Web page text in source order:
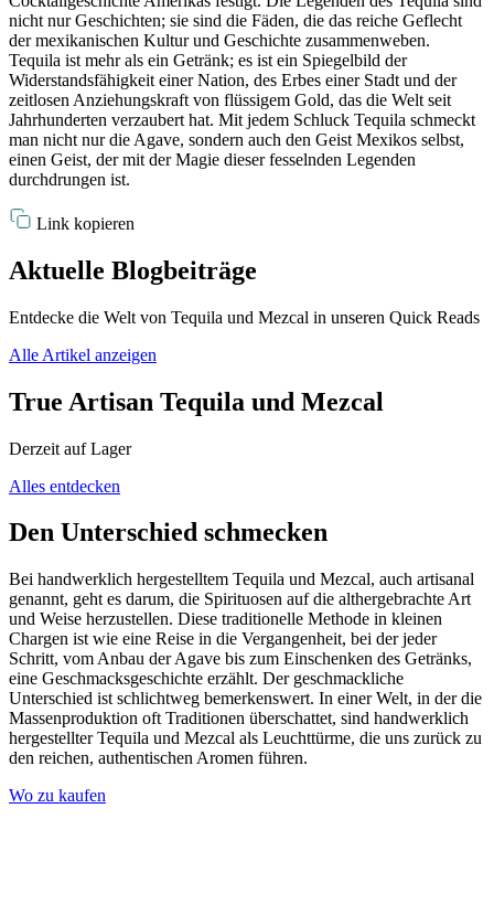
nicht nur Geschichten; sie sind die Fäden, die das reiche Geflecht
der mexikanischen Kultur und Geschichte zusammenweben.
Tequila ist mehr als ein Getränk; es ist ein Spiegelbild der
Widerstandsfähigkeit einer Nation, des Erbes einer Stadt und der
zeitlosen Anziehungskraft von flüssigem Gold, das die Welt seit
Jahrhunderten verzaubert hat. Mit jedem Schluck Tequila schmeckt
man nicht nur die Agave, sondern auch den Geist Mexikos selbst,
einen Geist, der mit der Magie dieser fesselnden Legenden
durchdrungen ist.
Link kopieren
Aktuelle Blogbeiträge
Entdecke die Welt von Tequila und Mezcal in unseren Quick Reads
Alle Artikel anzeigen
True Artisan Tequila und Mezcal
Derzeit auf Lager
Alles entdecken
Den Unterschied schmecken
Bei handwerklich hergestelltem Tequila und Mezcal, auch artisanal
genannt, geht es darum, die Spirituosen auf die althergebrachte Art
und Weise herzustellen. Diese traditionelle Methode in kleinen
Chargen ist wie eine Reise in die Vergangenheit, bei der jeder
Schritt, vom Anbau der Agave bis zum Einschenken des Getränks,
eine Geschmacksgeschichte erzählt. Der geschmackliche
Unterschied ist schlichtweg bemerkenswert. In einer Welt, in der die
Massenproduktion oft Traditionen überschattet, sind handwerklich
hergestellter Tequila und Mezcal als Leuchttürme, die uns zurück zu
den reichen, authentischen Aromen führen.
Wo zu kaufen